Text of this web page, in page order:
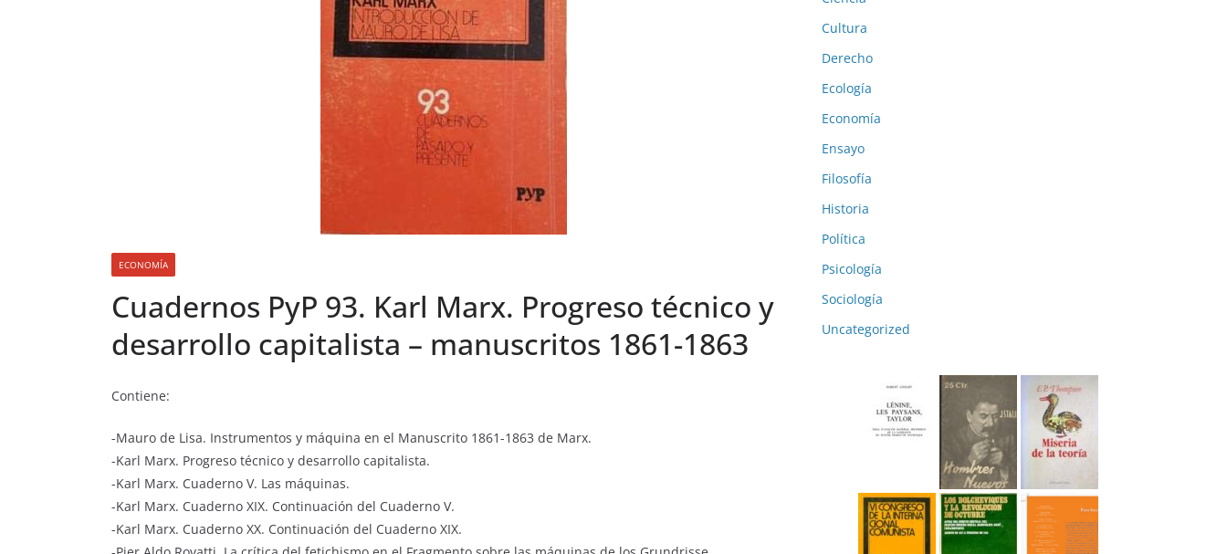
ECONOMÍA
Cuadernos PyP 93. Karl Marx. Progreso técnico y
desarrollo capitalista – manuscritos 1861-1863
Contiene:
-Mauro de Lisa. Instrumentos y máquina en el Manuscrito 1861-1863 de Marx.
-Karl Marx. Progreso técnico y desarrollo capitalista.
-Karl Marx. Cuaderno V. Las máquinas.
-Karl Marx. Cuaderno XIX. Continuación del Cuaderno V.
-Karl Marx. Cuaderno XX. Continuación del Cuaderno XIX.
Cultura
Derecho
Ecología
Economía
Ensayo
Filosofía
Historia
Política
Psicología
Sociología
Uncategorized